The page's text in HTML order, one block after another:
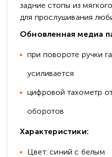
задние стопы из
для прослушивания
Обновленная медиа
при повороте ручки
усиливается
цифровой тахометр
оборотов
Характеристики:
Цвет: синий с белым